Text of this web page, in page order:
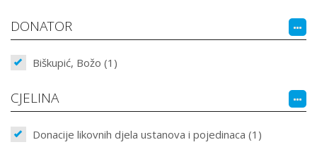
DONATOR
Biškupić, Božo (1)
CJELINA
Donacije likovnih djela ustanova i pojedinaca (1)